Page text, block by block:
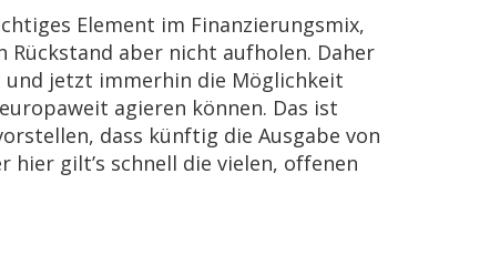
Element im Finanzierungsmix,
aber nicht aufholen. Daher
und jetzt immerhin die Möglichkeit
agieren können. Das ist
dass künftig die Ausgabe von
hier gilt’s schnell die vielen, offenen